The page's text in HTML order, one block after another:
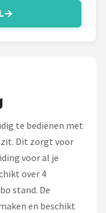
te bedienen met
zit. Dit zorgt voor
voor al je
over 4
stand. De
en beschikt